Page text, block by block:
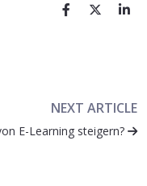
NEXT ARTICLE
E-Learning steigern?